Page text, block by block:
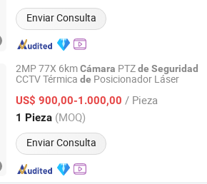
Enviar Consulta
2MP 77X 6kmCámara PTZde Seguridad
CCTV Térmica de Posicionador Láser
US$ 900,00-1.000,00 / Pieza
1 Pieza (MOQ)
Enviar Consulta
Technology Co., Ltd.
Desde 2026